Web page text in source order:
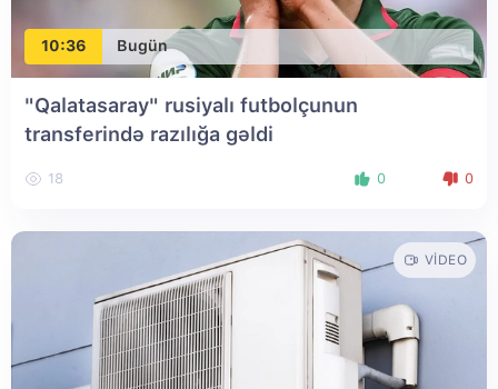
10:36 Bugün
"Qalatasaray" rusiyalı futbolçunun
transferində razılığa gəldi
18 0 0
VIDEO